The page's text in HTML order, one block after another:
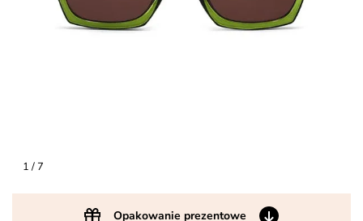
1/ 7
Opakowanie prezentowe